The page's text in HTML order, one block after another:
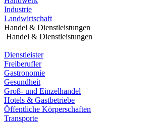
Industrie
Landwirtschaft
Handel & Dienstleistungen
Handel & Dienstleistungen
Dienstleister
Freiberufler
Gastronomie
Gesundheit
Groß- und Einzelhandel
Hotels & Gastbetriebe
Öffentliche Körperschaften
Transporte